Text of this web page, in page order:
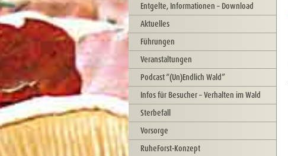
Entgelte, Informationen – Download
Aktuelles
Führungen
Veranstaltungen
Podcast “(Un)Endlich Wald”
Infos für Besucher – Verhalten im Wald
Sterbefall
Vorsorge
RuheForst-Konzept